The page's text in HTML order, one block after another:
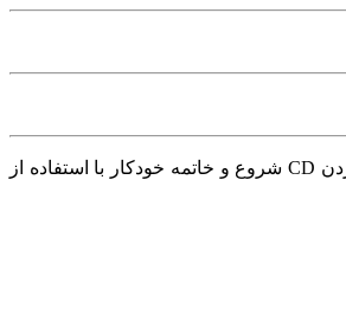
: تیغه های فولادی تقویت شدن جهت خردکردن سوزن، کلیپس،کارت اعتباری و مخدوش کردن CD,DVD دارای ورودی جداگانه جهت مخدوش کردن CD شروع و خاتمه خودکار با استفاده از